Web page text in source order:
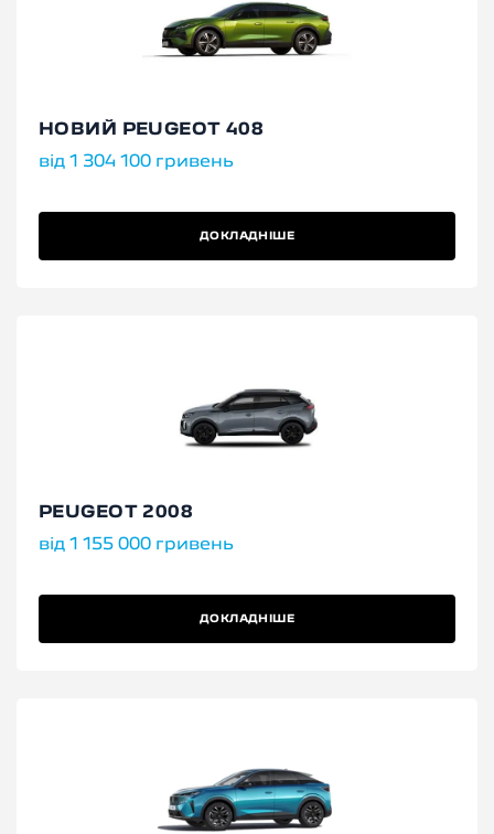
НОВИЙ PEUGEOT 408
від 1 304 100 гривень
ДОКЛАДНІШЕ
PEUGEOT 2008
від 1 155 000 гривень
ДОКЛАДНІШЕ